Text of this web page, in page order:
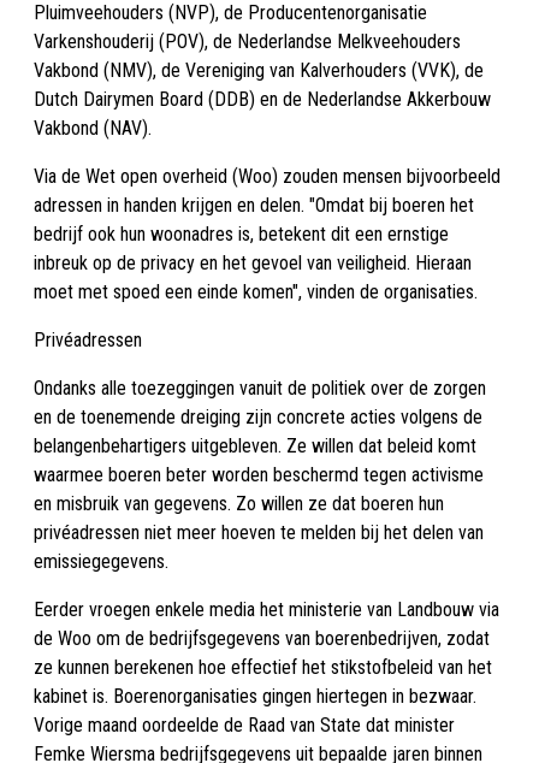
Pluimveehouders (NVP), de Producentenorganisatie
Varkenshouderij (POV), de Nederlandse Melkveehouders
Vakbond (NMV), de Vereniging van Kalverhouders (VVK), de
Dutch Dairymen Board (DDB) en de Nederlandse Akkerbouw
Vakbond (NAV).
Via de Wet open overheid (Woo) zouden mensen bijvoorbeeld
adressen in handen krijgen en delen. "Omdat bij boeren het
bedrijf ook hun woonadres is, betekent dit een ernstige
inbreuk op de privacy en het gevoel van veiligheid. Hieraan
moet met spoed een einde komen", vinden de organisaties.
Privéadressen
Ondanks alle toezeggingen vanuit de politiek over de zorgen
en de toenemende dreiging zijn concrete acties volgens de
belangenbehartigers uitgebleven. Ze willen dat beleid komt
waarmee boeren beter worden beschermd tegen activisme
en misbruik van gegevens. Zo willen ze dat boeren hun
privéadressen niet meer hoeven te melden bij het delen van
emissiegegevens.
Eerder vroegen enkele media het ministerie van Landbouw via
de Woo om de bedrijfsgegevens van boerenbedrijven, zodat
ze kunnen berekenen hoe effectief het stikstofbeleid van het
kabinet is. Boerenorganisaties gingen hiertegen in bezwaar.
Vorige maand oordeelde de Raad van State dat minister
Femke Wiersma bedrijfsgegevens uit bepaalde jaren binnen